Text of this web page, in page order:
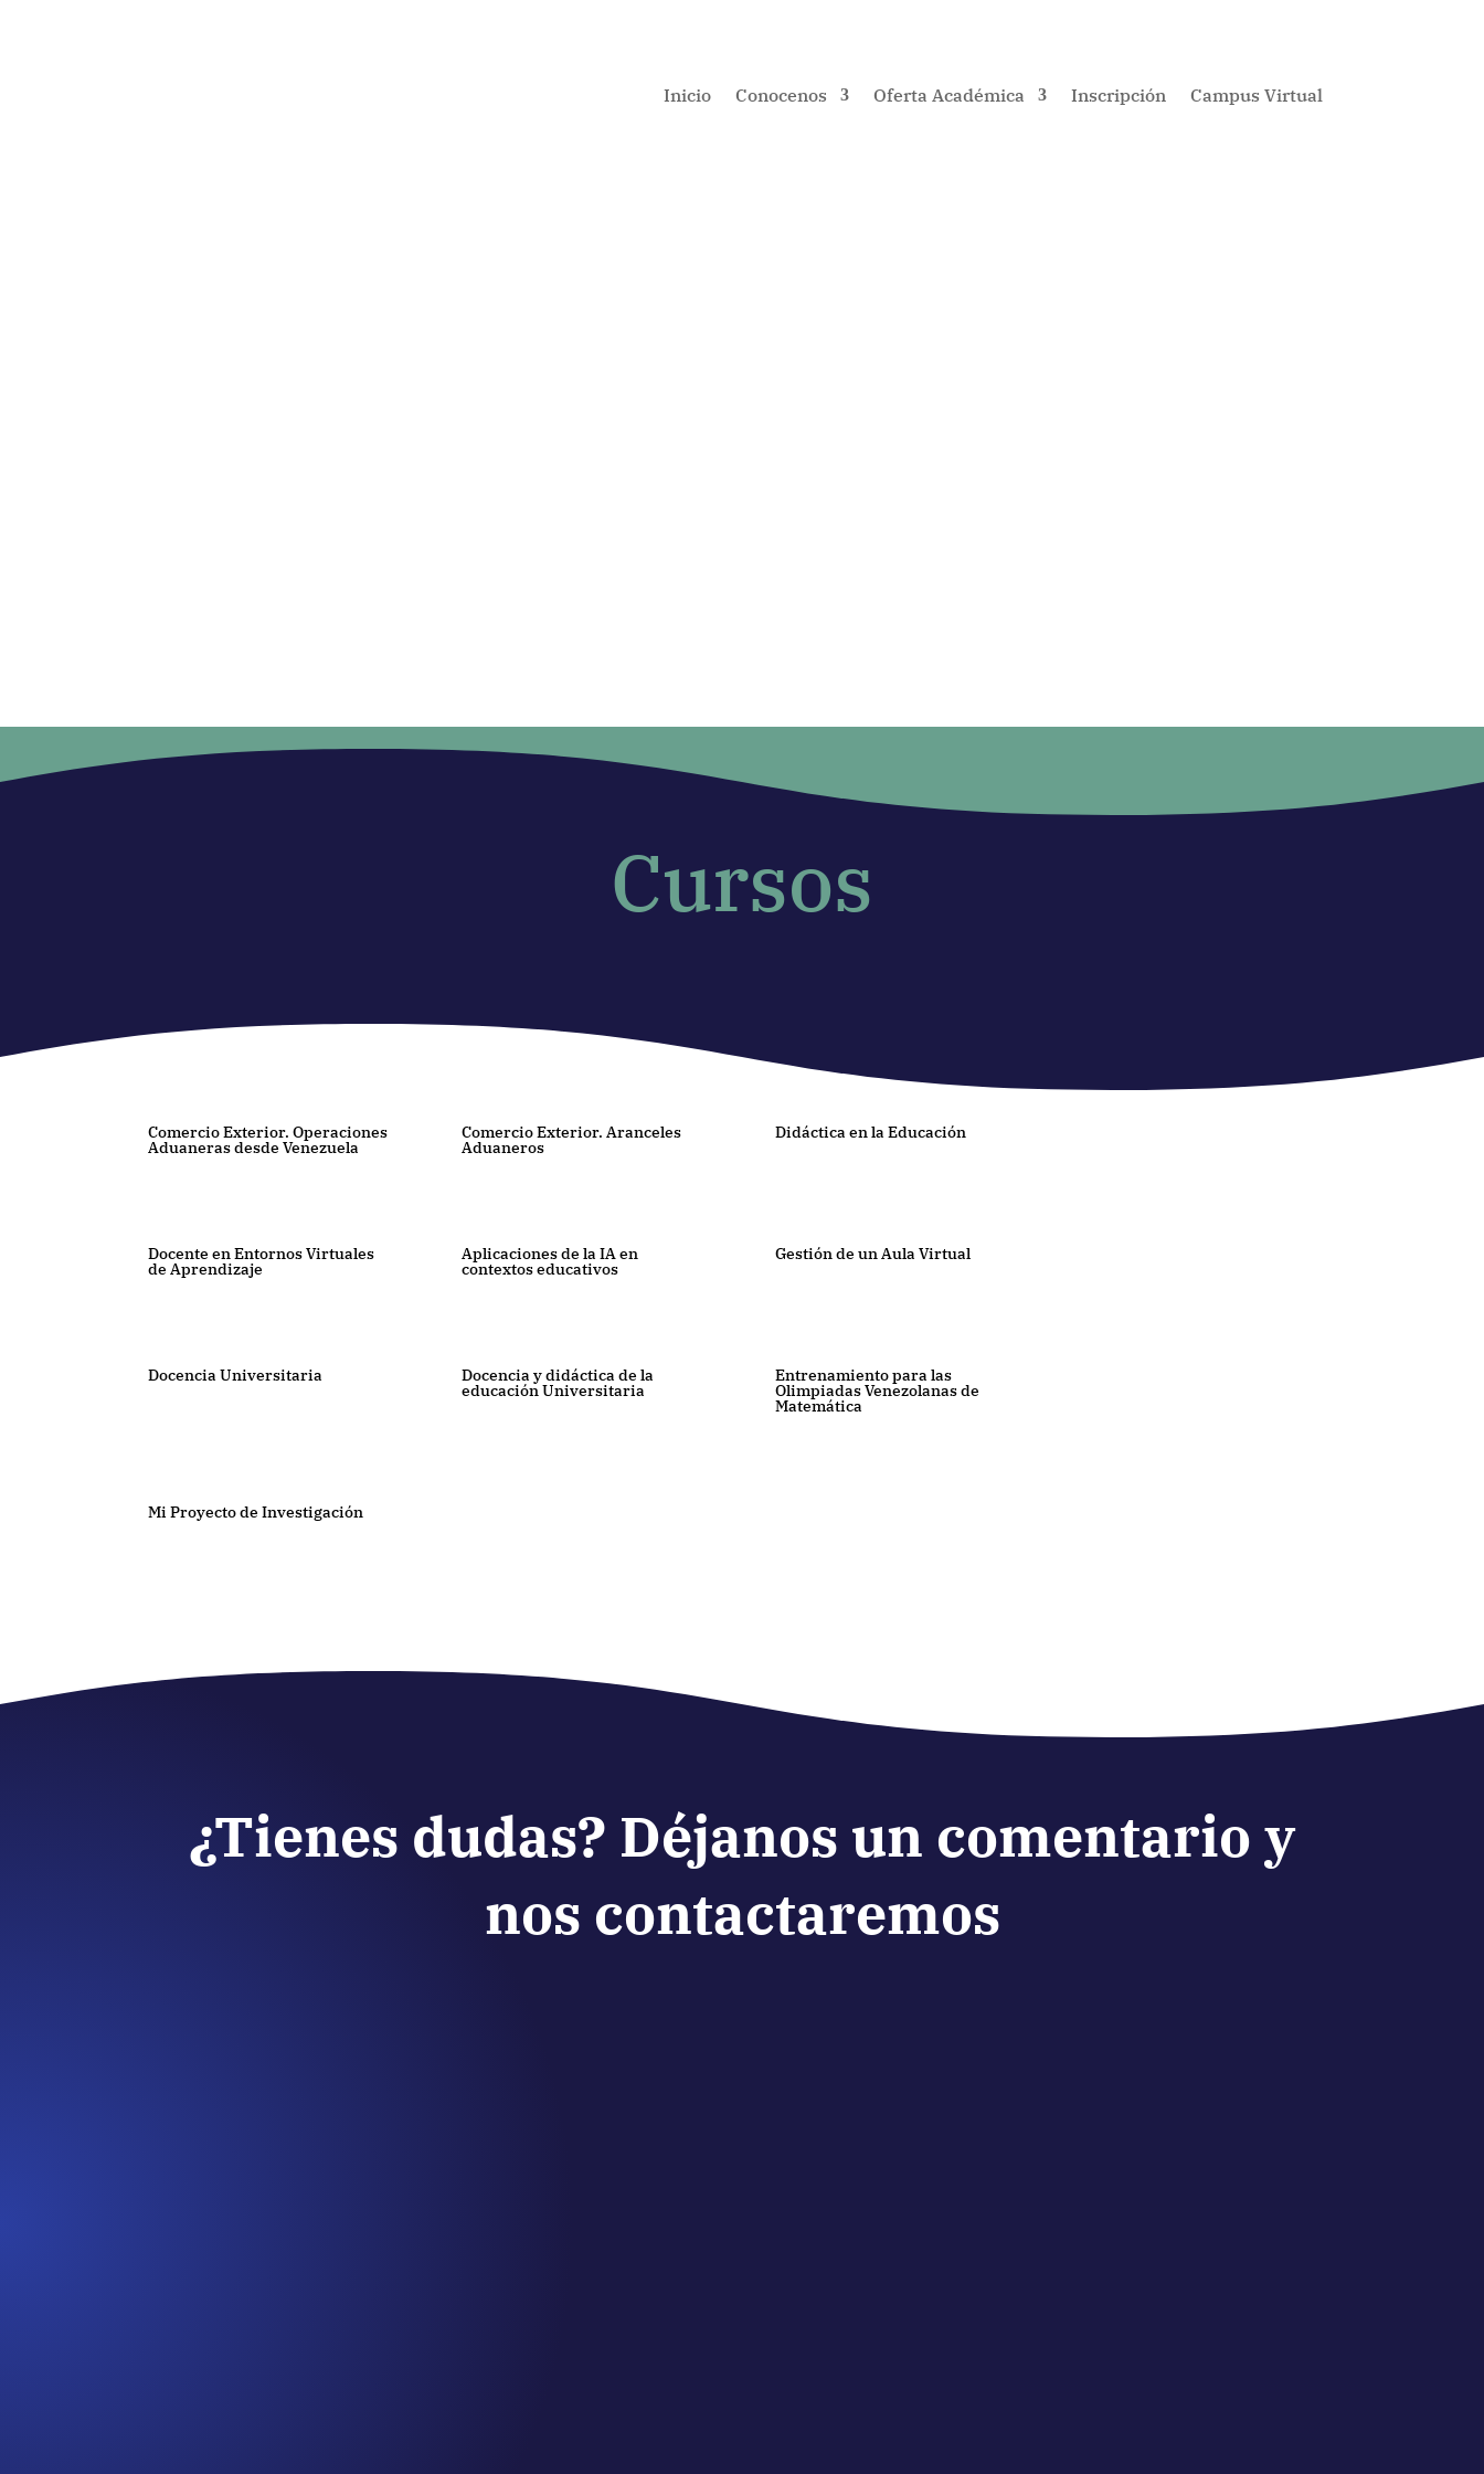
Inicio Conocenos Oferta Académica Inscripción Campus Virtual
Cursos
Comercio Exterior. Operaciones
Aduaneras desde Venezuela
Comercio Exterior. Aranceles
Aduaneros
Didáctica en la Educación
Docente en Entornos Virtuales
de Aprendizaje
Aplicaciones de la IA en
contextos educativos
Gestión de un Aula Virtual
Docencia Universitaria Docencia y didáctica de la
educación Universitaria
Entrenamiento para las
Olimpiadas Venezolanas de
Matemática
Mi Proyecto de Investigación
¿Tienes dudas? Déjanos un comentario y
nos contactaremos